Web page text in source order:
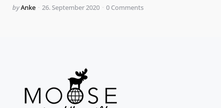
Posted
byAnke 26. September 2020 0 Comments